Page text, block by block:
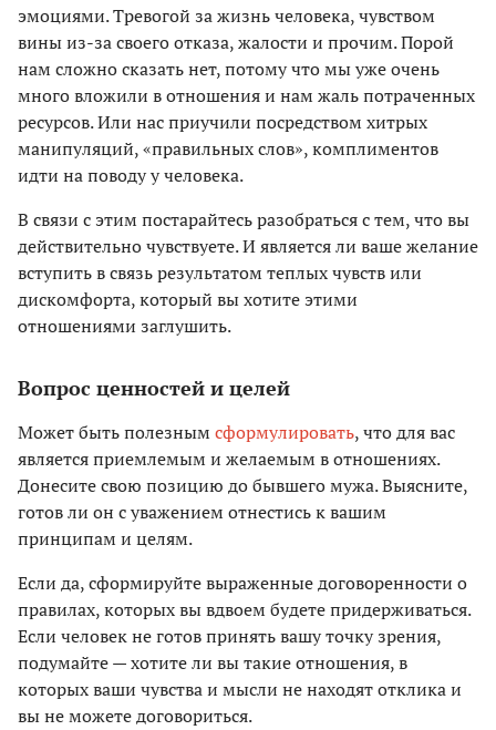
эмоциями. Тревогой за жизнь человека, чувством
вины из-за своего отказа, жалости и прочим. Порой
нам сложно сказать нет, потому что мы уже очень
много вложили в отношения и нам жаль потраченных
ресурсов. Или нас приучили посредством хитрых
манипуляций, «правильных слов», комплиментов
идти на поводу у человека.
В связи с этим постарайтесь разобраться с тем, что вы
действительно чувствуете. И является ли ваше желание
вступить в связь результатом теплых чувств или
дискомфорта, который вы хотите этими
отношениями заглушить.
Вопрос ценностей и целей
Может быть полезнымсформулировать, что для вас
является приемлемым и желаемым в отношениях.
Донесите свою позицию до бывшего мужа. Выясните,
готов ли он с уважением отнестись к вашим
принципам и целям.
Если да, сформируйте выраженные договоренности о
правилах, которых вы вдвоем будете придерживаться.
Если человек не готов принять вашу точку зрения,
подумайте — хотите ли вы такие отношения, в
которых ваши чувства и мысли не находят отклика и
вы не можете договориться.